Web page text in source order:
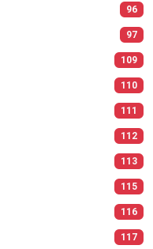
96
97
109
110
111
112
113
115
116
117